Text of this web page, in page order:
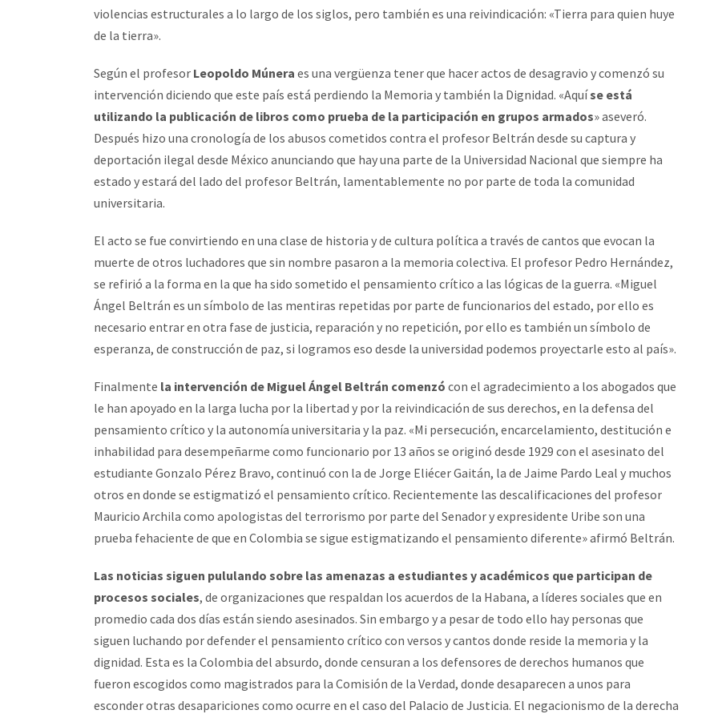
violencias estructurales a lo largo de los siglos, pero también es una reivindicación: «Tierra para quien huye
de la tierra».
Según el profesor Leopoldo Múnera es una vergüenza tener que hacer actos de desagravio y comenzó su
intervención diciendo que este país está perdiendo la Memoria y también la Dignidad. «Aquíse está
utilizando la publicación de libros como prueba de la participación en grupos armados» aseveró.
Después hizo una cronología de los abusos cometidos contra el profesor Beltrán desde su captura y
deportación ilegal desde México anunciando que hay una parte de la Universidad Nacional que siempre ha
estado y estará del lado del profesor Beltrán, lamentablemente no por parte de toda la comunidad
universitaria.
El acto se fue convirtiendo en una clase de historia y de cultura política a través de cantos que evocan la
muerte de otros luchadores que sin nombre pasaron a la memoria colectiva. El profesor Pedro Hernández,
se refirió a la forma en la que ha sido sometido el pensamiento crítico a las lógicas de la guerra. «Miguel
Ángel Beltrán es un símbolo de las mentiras repetidas por parte de funcionarios del estado, por ello es
necesario entrar en otra fase de justicia, reparación y no repetición, por ello es también un símbolo de
esperanza, de construcción de paz, si logramos eso desde la universidad podemos proyectarle esto al país».
Finalmente la intervención de Miguel Ángel Beltrán comenzó con el agradecimiento a los abogados que
le han apoyado en la larga lucha por la libertad y por la reivindicación de sus derechos, en la defensa del
pensamiento crítico y la autonomía universitaria y la paz. «Mi persecución, encarcelamiento, destitución e
inhabilidad para desempeñarme como funcionario por 13 años se originó desde 1929 con el asesinato del
estudiante Gonzalo Pérez Bravo, continuó con la de Jorge Eliécer Gaitán, la de Jaime Pardo Leal y muchos
otros en donde se estigmatizó el pensamiento crítico. Recientemente las descalificaciones del profesor
Mauricio Archila como apologistas del terrorismo por parte del Senador y expresidente Uribe son una
prueba fehaciente de que en Colombia se sigue estigmatizando el pensamiento diferente» afirmó Beltrán.
Las noticias siguen pululando sobre las amenazas a estudiantes y académicos que participan de
procesos sociales, de organizaciones que respaldan los acuerdos de la Habana, a líderes sociales que en
promedio cada dos días están siendo asesinados. Sin embargo y a pesar de todo ello hay personas que
siguen luchando por defender el pensamiento crítico con versos y cantos donde reside la memoria y la
dignidad. Esta es la Colombia del absurdo, donde censuran a los defensores de derechos humanos que
fueron escogidos como magistrados para la Comisión de la Verdad, donde desaparecen a unos para
esconder otras desapariciones como ocurre en el caso del Palacio de Justicia. El negacionismo de la derecha